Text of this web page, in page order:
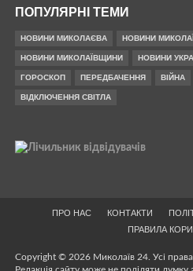
ПОПУЛЯРНІ ТЕМИ
НОВИНИ МИКОЛАЄВА НОВИНИ
НОВИНИ МИКОЛАЇВЩИНИ НОВИНИ
ГОРОСКОП ПЕРЕДБАЧЕННЯ ВІЙНА
ВІДКЛЮЧЕННЯ СВІТЛА
ПРО НАС КОНТАКТИ
ПРАВИЛА
Copyright © 2026 Миколаїв 24. Усі права